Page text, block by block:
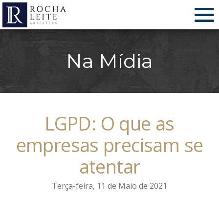
Na Mídia
LGPD: O que as
empresas precisam se
atentar
Terça-feira, 11 de Maio de 2021